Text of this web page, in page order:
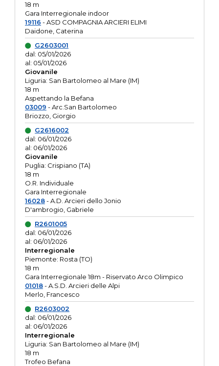
18 m
Gara Interregionale indoor
19116 - ASD COMPAGNIA ARCIERI ELIMI
Daidone, Caterina
G2603001
dal: 05/01/2026
al: 05/01/2026
Giovanile
Liguria: San Bartolomeo al Mare (IM)
18 m
Aspettando la Befana
03009 - Arc.San Bartolomeo
Briozzo, Giorgio
G2616002
dal: 06/01/2026
al: 06/01/2026
Giovanile
Puglia: Crispiano (TA)
18 m
O.R. Individuale
Gara Interregionale
16028- A.D. Arcieri dello Jonio
D'ambrogio, Gabriele
R2601005
dal: 06/01/2026
al: 06/01/2026
Interregionale
Piemonte: Rosta (TO)
18 m
Gara Interregionale 18m - Riservato Arco Olimpico
01018- A.S.D. Arcieri delle Alpi
Merlo, Francesco
R2603002
dal: 06/01/2026
al: 06/01/2026
Interregionale
Liguria: San Bartolomeo al Mare (IM)
18 m
Trofeo Befana